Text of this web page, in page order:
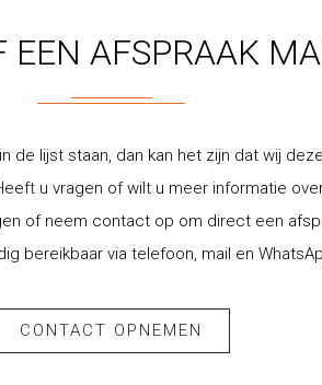
EEN AFSPRAAK
de lijst staan, dan kan het zijn dat wij
u vragen of wilt u meer informatie
of neem contact op om direct een
bereikbaar via telefoon, mail en
CONTACT OPNEMEN